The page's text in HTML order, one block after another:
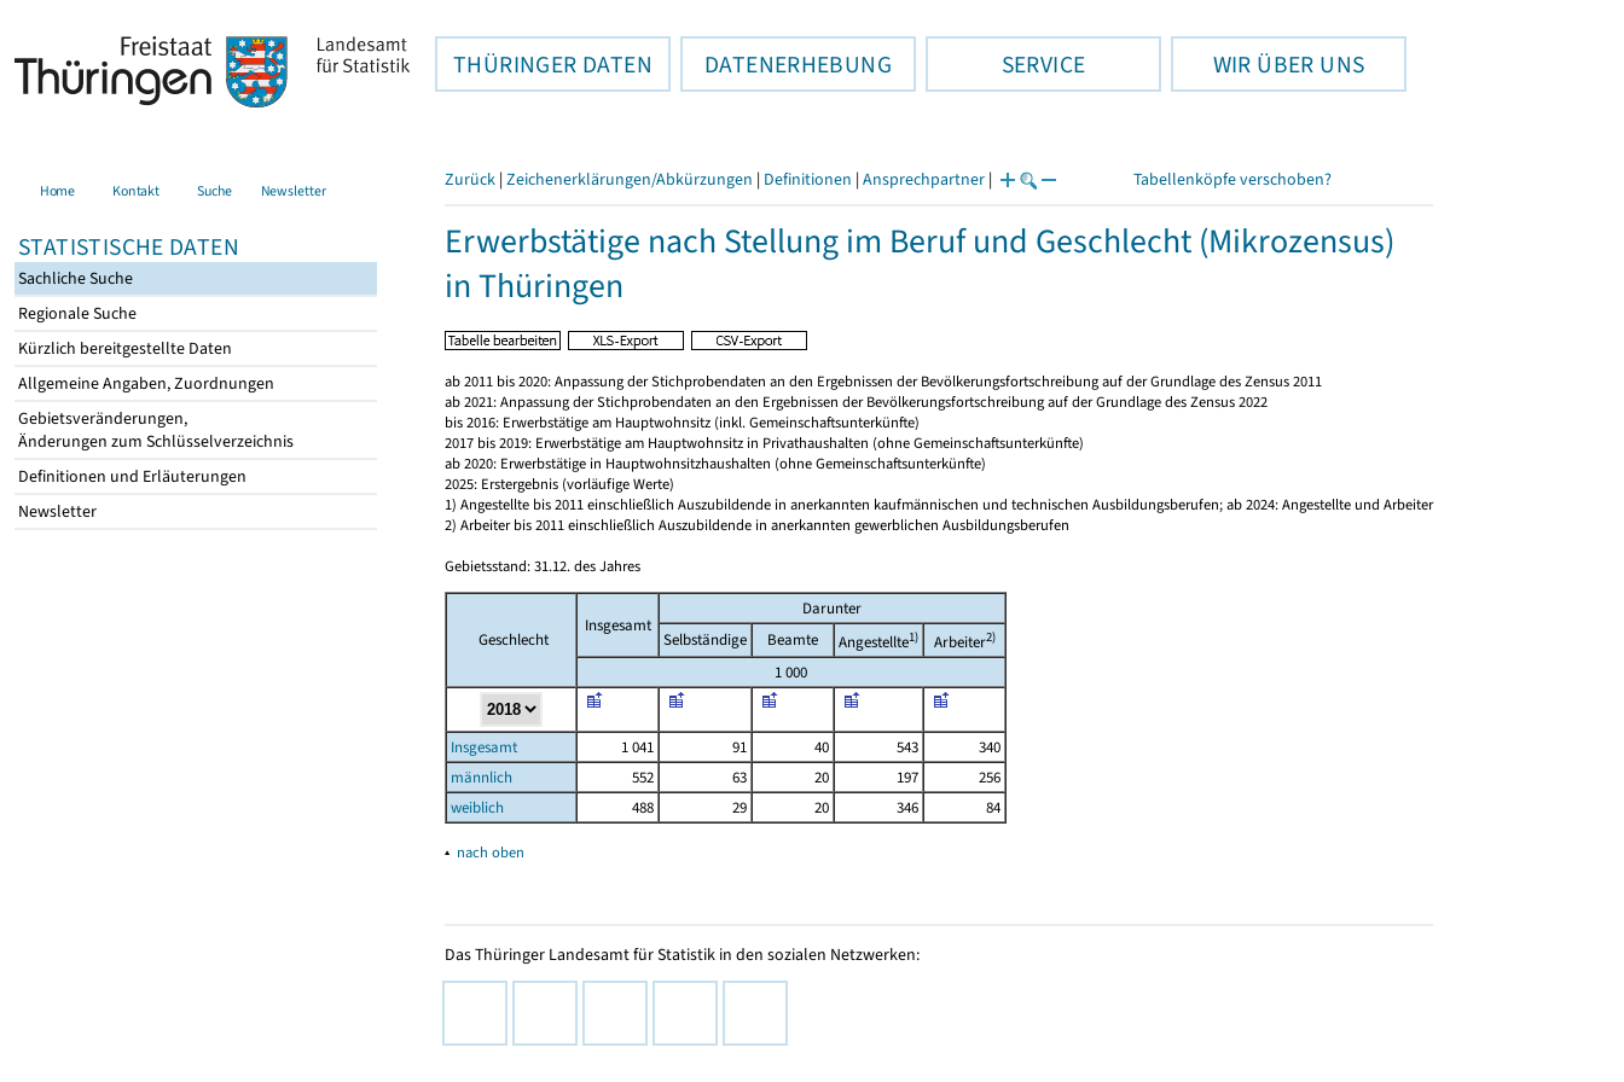
THÜRINGER DATEN DATENERHEBUNG SERVICE WIR ÜBER UNS
Home Kontakt Suche Newsletter
STATISTISCHE DATEN
Sachliche Suche
Regionale Suche
Kürzlich bereitgestellte Daten
Allgemeine Angaben, Zuordnungen
Gebietsveränderungen,
Änderungen zum Schlüsselverzeichnis
Definitionen und Erläuterungen
Newsletter
Zurück | Zeichenerklärungen/Abkürzungen | Definitionen | Ansprechpartner | Tabellenköpfe verschoben?
Erwerbstätige nach Stellung im Beruf und Geschlecht (Mikrozensus)
in Thüringen
ab 2011 bis 2020: Anpassung der Stichprobendaten an den Ergebnissen der Bevölkerungsfortschreibung auf der Grundlage des Zensus 2011
ab 2021: Anpassung der Stichprobendaten an den Ergebnissen der Bevölkerungsfortschreibung auf der Grundlage des Zensus 2022
bis 2016: Erwerbstätige am Hauptwohnsitz (inkl. Gemeinschaftsunterkünfte)
2017 bis 2019: Erwerbstätige am Hauptwohnsitz in Privathaushalten (ohne Gemeinschaftsunterkünfte)
ab 2020: Erwerbstätige in Hauptwohnsitzhaushalten (ohne Gemeinschaftsunterkünfte)
2025: Erstergebnis (vorläufige Werte)
1) Angestellte bis 2011 einschließlich Auszubildende in anerkannten kaufmännischen und technischen Ausbildungsberufen; ab 2024: Angestellte und Arbeiter
2) Arbeiter bis 2011 einschließlich Auszubildende in anerkannten gewerblichen Ausbildungsberufen
Gebietsstand: 31.12. des Jahres
Geschlecht
Insgesamt
Darunter
Selbständige
Beamte Angestellte1) Arbeiter2)
1 000
Insgesamt 1 041 91 40 543
340
männlich
552 63 20 197
256
weiblich
488 29 20 346 84
▴ nach oben
Das Thüringer Landesamt für Statistik in den sozialen Netzwerken: